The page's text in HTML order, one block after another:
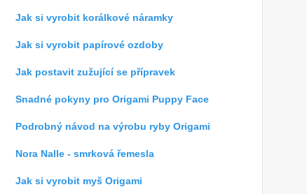
Jak si vyrobit korálkové náramky
Jak si vyrobit papírové ozdoby
Jak postavit zužující se přípravek
Snadné pokyny pro Origami Puppy Face
Podrobný návod na výrobu ryby Origami
Nora Nalle - smrková řemesla
Jak si vyrobit myš Origami